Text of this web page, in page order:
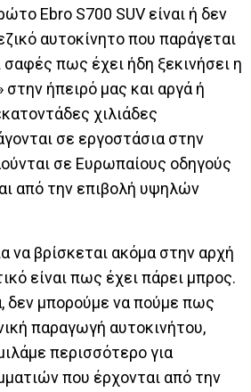
Ebro S700 SUV είναι ή δεν
αυτοκίνητο που παράγεται
πως έχει ήδη ξεκινήσει η
στην ήπειρό μας και αργά ή
χιλιάδες
σε εργοστάσια στην
σε Ευρωπαίους οδηγούς
από την επιβολή υψηλών
να βρίσκεται ακόμα στην αρχή
είναι πως έχει πάρει μπρος.
δεν μπορούμε να πούμε πως
παραγωγή αυτοκινήτου,
περισσότερο για
που έρχονται από την